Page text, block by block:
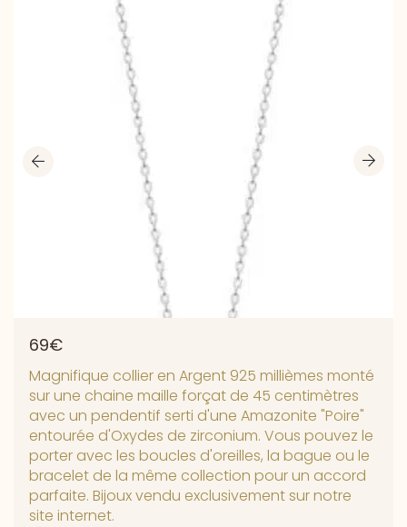
69€
Magnifique collier en Argent 925 millièmes monté
sur une chaine maille forçat de 45 centimètres
avec un pendentif serti d'une Amazonite "Poire"
entourée d'Oxydes de zirconium. Vous pouvez le
porter avec les boucles d'oreilles, la bague ou le
bracelet de la même collection pour un accord
parfaite. Bijoux vendu exclusivement sur notre
site internet.